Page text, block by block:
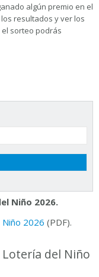
algún premio en el
resultados y ver los
el sorteo podrás
Niño 2026.
2026 (PDF).
del Niño